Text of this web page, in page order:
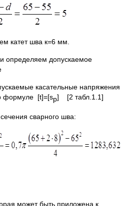
катет шва к=6 мм.
определяем допускаемое
касательные напряжения
формуле [t]=[sp] [2 табл.1.1]
сварного шва:
может быть приложена к